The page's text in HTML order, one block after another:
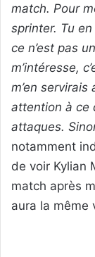
match. Pour
sprinter. Tu
ce n’est pas
m’intéresse,
m’en servirais
attention à ce
attaques.
notamment
de voir Kylian
match après
aura la même